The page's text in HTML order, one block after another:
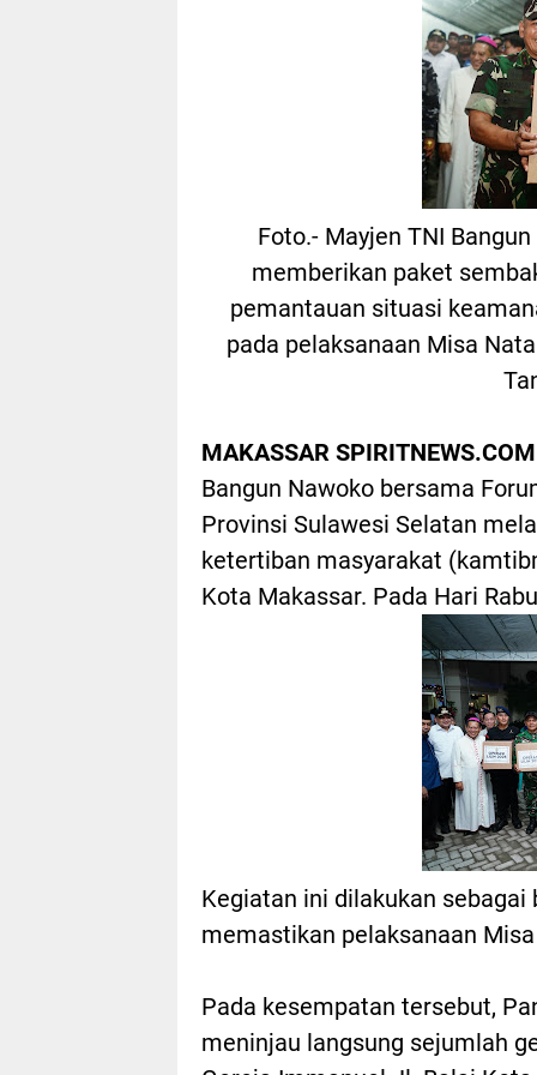
Foto.- Mayjen TNI
memberikan paket
pemantauan situasi
pada pelaksanaan Misa
MAKASSAR
Bangun Nawoko bersama
Provinsi Sulawesi Selatan
ketertiban masyarakat
Kota Makassar. Pada Hari
Kegiatan ini dilakukan
memastikan pelaksanaan
Pada kesempatan tersebut,
meninjau langsung sejumlah